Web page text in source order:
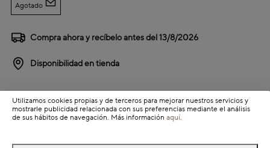
Agotado
Compra ahora y recíbelo antes del13/8/2026
Disponibilidad en tienda
Información de envío
Utilizamos cookies propias y de terceros para mejorar nuestros servicios y
mostrarle publicidad relacionada con sus preferencias mediante el análisis
de sus hábitos de navegación. Más información aquí.